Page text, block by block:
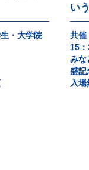
・大学院
い
共催
15
みな
盛記
入